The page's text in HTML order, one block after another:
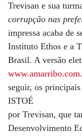
Trevisan e sua
corrupção nas
impressa acaba de
Instituto Ethos e a
Brasil. A versão
seguir, os
ISTOÉ
por Trevisan, que
Desenvolvimento